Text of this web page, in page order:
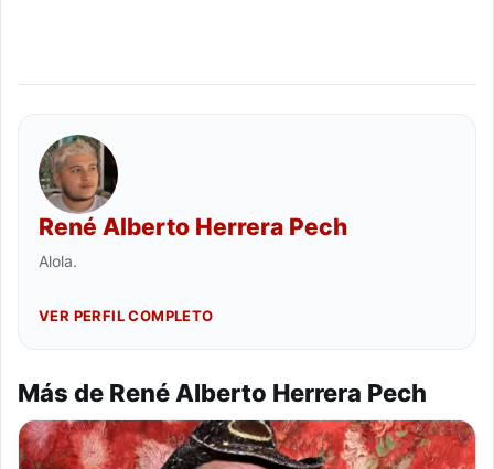
René Alberto Herrera Pech
Alola.
VER PERFIL COMPLETO
Más de René Alberto Herrera Pech